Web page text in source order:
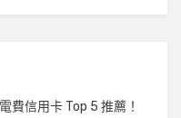
費信用卡 Top 5 推薦！